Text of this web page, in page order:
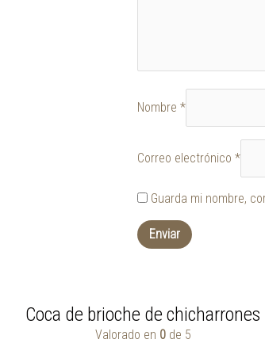
Nombre *
Correo electrónico *
Guarda mi nombre,
Coca de brioche de chicharrones
Valorado en 0de 5